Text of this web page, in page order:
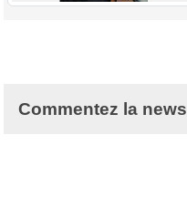
Commentez la news